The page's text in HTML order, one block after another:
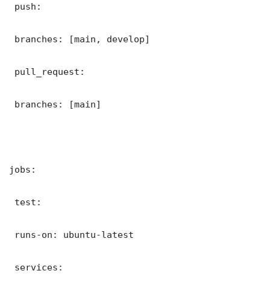
push:
branches: [main, develop]
pull_request:
branches: [main]
jobs:
test:
runs-on: ubuntu-latest
services: